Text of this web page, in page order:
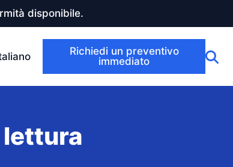
disponibile.
Richiedi un preventivo
immediato
lettura